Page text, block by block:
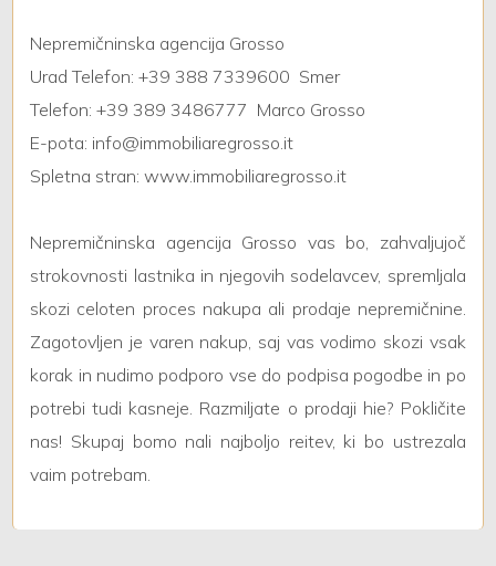
Nepremičninska agencija Grosso
Urad Telefon: +39 388 7339600  Smer
Telefon: +39 389 3486777  Marco Grosso
E-pota: info@immobiliaregrosso.it
Spletna stran: www.immobiliaregrosso.it
Nepremičninska agencija Grosso vas bo, zahvaljujoč
strokovnosti lastnika in njegovih sodelavcev, spremljala
skozi celoten proces nakupa ali prodaje nepremičnine.
Zagotovljen je varen nakup, saj vas vodimo skozi vsak
korak in nudimo podporo vse do podpisa pogodbe in po
potrebi tudi kasneje. Razmiljate o prodaji hie? Pokličite
nas! Skupaj bomo nali najboljo reitev, ki bo ustrezala
vaim potrebam.